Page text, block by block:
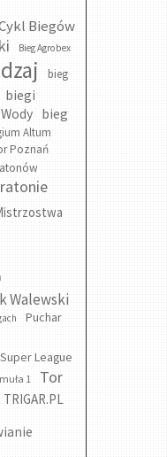
Biegów
Bieg Agrobex
bieg
biegi
bieg
Altum
Poznań
Walewski
Puchar
Super League
1
Tor
TRIGAR.PL